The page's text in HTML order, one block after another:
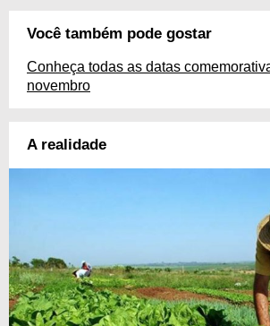
Você também pode gostar
Conheça todas as datas
novembro
A realidade